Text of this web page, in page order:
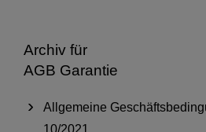
Archiv für
AGB Garantie
Allgemeine
10/2021